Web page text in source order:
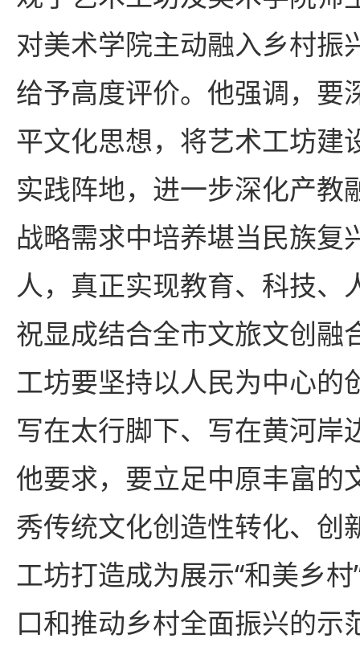
对美术学院主动融入乡村振
给予高度评价。他强调，要
平文化思想，将艺术工坊建
实践阵地，进一步深化产教
战略需求中培养堪当民族复
人，真正实现教育、科技、
祝显成结合全市文旅文创融
工坊要坚持以人民为中心的
写在太行脚下、写在黄河岸
他要求，要立足中原丰富的
秀传统文化创造性转化、创
工坊打造成为展示“和美乡
口和推动乡村全面振兴的示